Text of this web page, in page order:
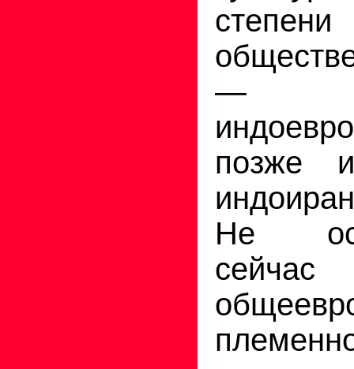
степени
—
позже
Не